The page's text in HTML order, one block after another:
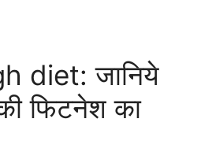
diet: जानिये
फिटनेश का